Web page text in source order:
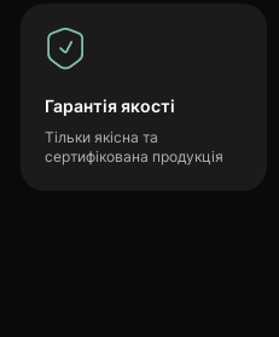
Гарантія якості
Тільки якісна та
сертифікована продукція